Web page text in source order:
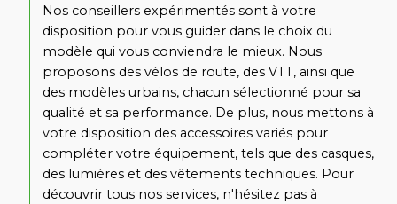
Nos conseillers expérimentés sont à votre
disposition pour vous guider dans le choix du
modèle qui vous conviendra le mieux. Nous
proposons des vélos de route, des VTT, ainsi que
des modèles urbains, chacun sélectionné pour sa
qualité et sa performance. De plus, nous mettons à
votre disposition des accessoires variés pour
compléter votre équipement, tels que des casques,
des lumières et des vêtements techniques. Pour
découvrir tous nos services, n'hésitez pas à